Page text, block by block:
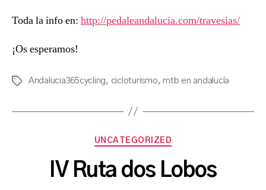
Toda la info en: http://pedaleandalucia.com/travesias/
¡Os esperamos!
TagsAndalucia365cycling, cicloturismo, mtb en andalucía
Categories
UNCATEGORIZED
IV Ruta dos Lobos
B
y
s